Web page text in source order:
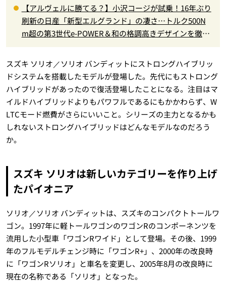
【アルヴェルに勝てる？】小沢コージが試乗！16年ぶり
刷新の日産「新型エルグランド」の凄さ…トルク500N
m超の第3世代e-POWER＆和の格調高きデザインを徹底
スズキ ソリオ／ソリオ バンディットにストロングハイブリッ
ドシステムを搭載したモデルが登場した。先代にもストロング
ハイブリッドがあったので復活登場したことになる。注目はマ
イルドハイブリッドよりもパワフルであるにもかかわらず、W
LTCモード燃費がさらにいいこと。シリーズの主力となるかも
しれないストロングハイブリッドはどんなモデルなのだろう
か。
スズキ ソリオは新しいカテゴリーを作り上げ
たパイオニア
ソリオ／ソリオ バンディットは、スズキのコンパクトトールワ
ゴン。1997年に軽トールワゴンのワゴンRのコンポーネンツを
流用した小型車「ワゴンRワイド」として登場。その後、1999
年のフルモデルチェンジ時に「ワゴンR+」、2000年の改良時
に「ワゴンRソリオ」と車名を変更し、2005年8月の改良時に
現在の名称である「ソリオ」となった。